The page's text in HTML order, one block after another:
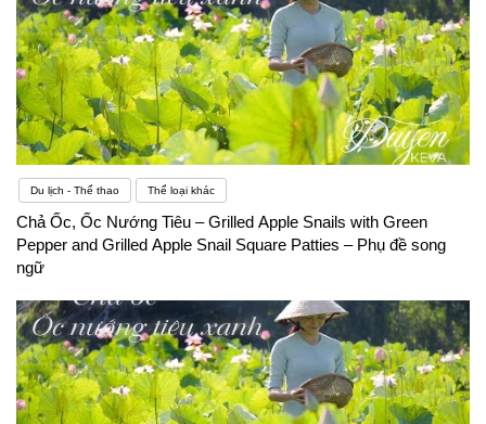
Du lịch - Thể thao Thể loại khác
Chả Ốc, Ốc Nướng Tiêu – Grilled Apple Snails with Green
Pepper and Grilled Apple Snail Square Patties – Phụ đề song
ngữ